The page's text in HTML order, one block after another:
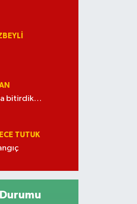
bitirdik…
TUTUK